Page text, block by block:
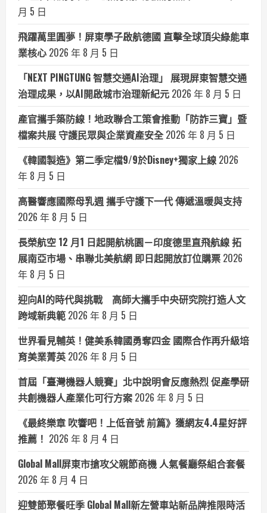
月 5 日
飛躍萬里圓夢！屏東學子啟航德國 直擊全球頂尖綠能車
業核心 2026 年 8 月 5 日
「NEXT PINGTUNG 智慧交通AI治理」 展現屏東智慧交通
治理成果，以AI開啟城市治理新紀元 2026 年 8 月 5 日
產官攜手築防線！地政聯合工策會推動「防詐三寶」暨
檔案共展 守護民眾與企業資產安全 2026 年 8 月 5 日
《韓國製造》第二季定檔9/9於Disney+獨家上線 2026
年 8 月 5 日
高醫響應國際母乳週 攜手守護下一代 傳遞溫暖與支持
2026 年 8 月 5 日
長榮航空 12 月1 日起開航桃園－印度德里直飛航線 拓
展南亞市場、串聯北美航網 即日起開放訂位購票 2026
年 8 月 5 日
迎向AI的時代與挑戰 高師大攜手中央研究院打造人文
跨域新典範 2026 年 8 月 5 日
世界看見輔英！健美系韓國勇奪四金 國際合作再升級培
育美業菁英 2026 年 8 月 5 日
首屆「臺灣機器人競賽」北中說明會反應熱烈 促產學研
共創機器人產業化可行方案 2026 年 8 月 5 日
《最終樂章 吹響吧！上低音號 前篇》獲網友4.4星好評
推薦！ 2026 年 8 月 4 日
Global Mall屏東市搶攻父親節商機 人氣餐廳祭組合套餐
2026 年 8 月 4 日
迎雙節聚餐旺季 Global Mall新左營車站新品牌推限時活